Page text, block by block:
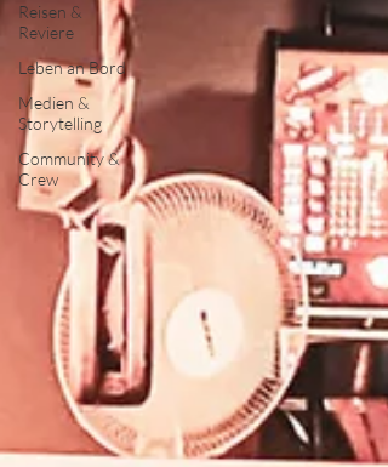
Reisen &
Reviere
Leben an Bord
Medien &
Storytelling
Community &
Crew